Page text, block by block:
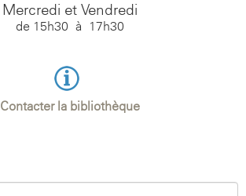
Mercredi et Vendredi
de 15h30 à 17h30
Contacter la bibliothèque